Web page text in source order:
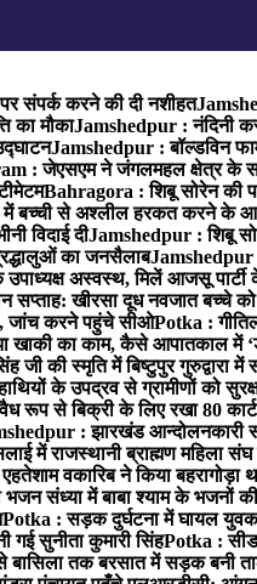
संपर्क करने की दी नशीहत
का मौकाJamshedpur : नंदिनी
Jamshedpur : बॉल्डविन
: जेएसएम ने जंगलमहल क्षेत्र के
Bahragora : शिबू सोरेन की
बच्ची से अश्लील हरकत करने के
विदाई दीJamshedpur : शिबू
का जनसैलाबJamshedpur :
उपाध्यक्ष अस्वस्थ, मिलें आजसू
सप्ताह: खीरसा दूध नवजात बच्चे
जांच करने पहुंचे सीओPotka :
का काम, कैसे आपातकाल में
जी की स्मृति में बिष्टुपुर गुरुद्वारा
के उपद्रव से ग्रामीणों को
रूप से बिक्री के लिए रखा 80
: झारखंड आन्दोलनकारी
में राजस्थानी ब्राह्मण महिला
वकारिब ने किया बहरागोड़ा
संध्या में बाबा श्याम के भजनों
Potka : सड़क दुर्घटना में घायल युवक
गई सुनीता कुमारी सिंहPotka :
तक बरसात में सड़क बनी